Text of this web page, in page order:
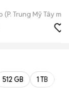
(P. Trung Mỹ Tây mới)
512 GB 1 TB